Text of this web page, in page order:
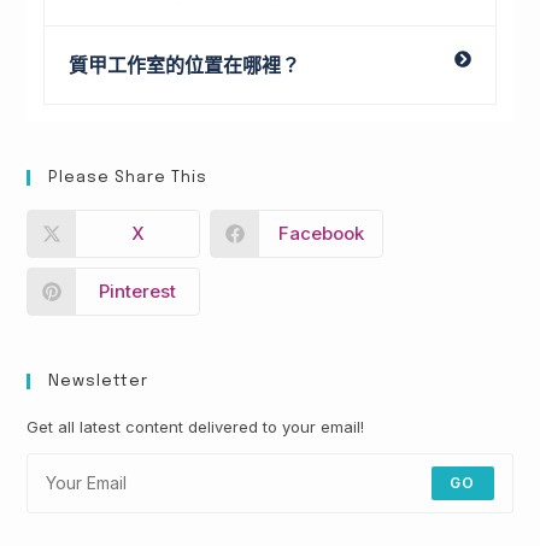
質甲工作室的位置在哪裡？
Please Share This
X Facebook
Pinterest
Newsletter
Get all latest content delivered to your email!
GO